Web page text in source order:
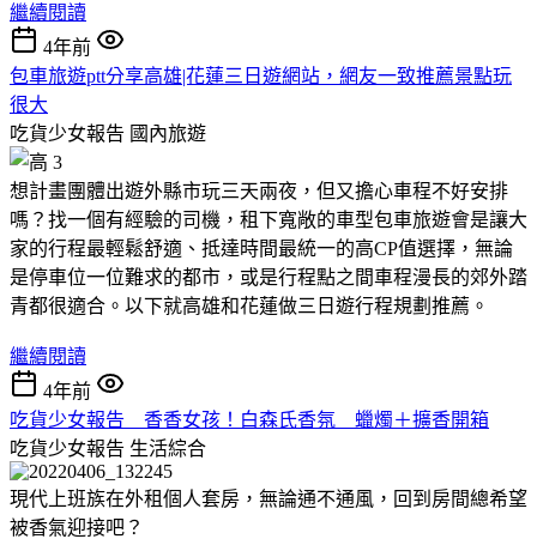
繼續閱讀
4年前
包車旅遊ptt分享高雄|花蓮三日遊網站，網友一致推薦景點玩
很大
吃貨少女報告 國內旅遊
想計畫團體出遊外縣市玩三天兩夜，但又擔心車程不好安排
嗎？找一個有經驗的司機，租下寬敞的車型包車旅遊會是讓大
家的行程最輕鬆舒適、抵達時間最統一的高CP值選擇，無論
是停車位一位難求的都市，或是行程點之間車程漫長的郊外踏
青都很適合。以下就高雄和花蓮做三日遊行程規劃推薦。
繼續閱讀
4年前
吃貨少女報告 香香女孩！白森氏香氛 蠟燭＋擴香開箱
吃貨少女報告 生活綜合
現代上班族在外租個人套房，無論通不通風，回到房間總希望
被香氣迎接吧？